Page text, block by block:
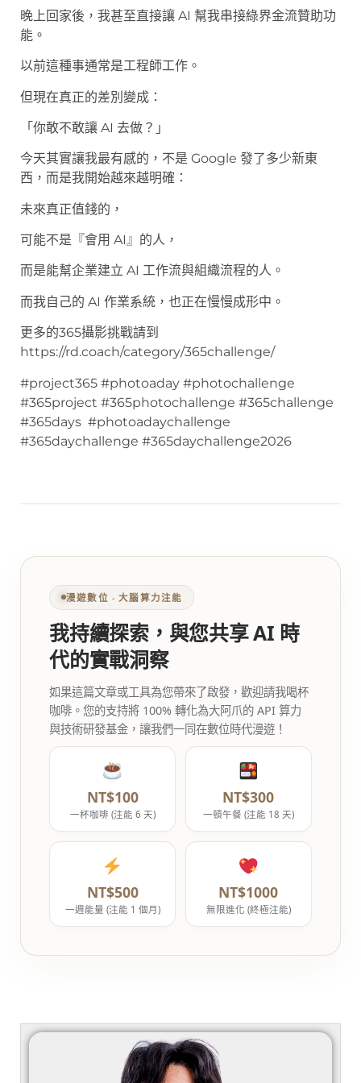
晚上回家後，我甚至直接讓 AI 幫我串接綠界金流贊助功
能。
以前這種事通常是工程師工作。
但現在真正的差別變成：
「你敢不敢讓 AI 去做？」
今天其實讓我最有感的，不是 Google 發了多少新東
西，而是我開始越來越明確：
未來真正值錢的，
可能不是『會用 AI』的人，
而是能幫企業建立 AI 工作流與組織流程的人。
而我自己的 AI 作業系統，也正在慢慢成形中。
更多的365攝影挑戰請到
https://rd.coach/category/365challenge/
#project365 #photoaday #photochallenge
#365project #365photochallenge #365challenge
#365days #photoadaychallenge
#365daychallenge #365daychallenge2026
漫遊數位 ‧ 大腦算力注能
我持續探索，與您共享 AI 時
代的實戰洞察
如果這篇文章或工具為您帶來了啟發，歡迎請我喝杯
咖啡。您的支持將 100% 轉化為大阿爪的 API 算力
與技術研發基金，讓我們一同在數位時代漫遊！
NT$100
一杯咖啡 (注能 6 天)
NT$300
一頓午餐 (注能 18 天)
NT$500
一週能量 (注能 1 個月)
NT$1000
無限進化 (終極注能)